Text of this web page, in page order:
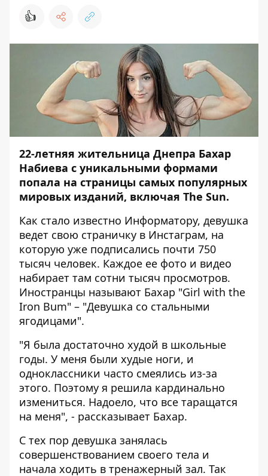
👍
22-летняя жительница Днепра Бахар
Набиева с уникальными формами
попала на страницы самых популярных
мировых изданий, включая The Sun.
Как стало известно Информатору, девушка
ведет свою страничку в Инстаграм, на
которую уже подписались почти 750
тысяч человек. Каждое ее фото и видео
набирает там сотни тысяч просмотров.
Иностранцы называют Бахар "Girl with the
Iron Bum" – "Девушка со стальными
ягодицами".
"Я была достаточно худой в школьные
годы. У меня были худые ноги, и
одноклассники часто смеялись из-за
этого. Поэтому я решила кардинально
измениться. Надоело, что все таращатся
на меня", - рассказывает Бахар.
С тех пор девушка занялась
совершенствованием своего тела и
начала ходить в тренажерный зал. Так